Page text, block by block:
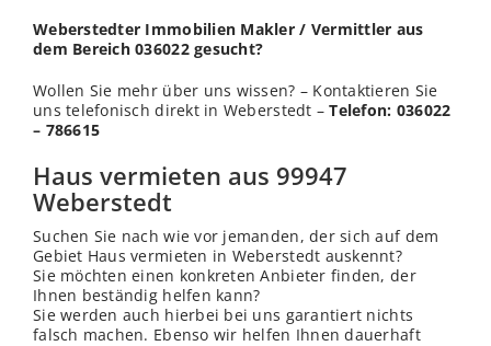
Weberstedter Immobilien Makler / Vermittler aus
dem Bereich 036022 gesucht?
Wollen Sie mehr über uns wissen? – Kontaktieren Sie
uns telefonisch direkt in Weberstedt –Telefon: 036022
– 786615
Haus vermieten aus 99947
Weberstedt
Suchen Sie nach wie vor jemanden, der sich auf dem
Gebiet Haus vermieten in Weberstedt auskennt?
Sie möchten einen konkreten Anbieter finden, der
Ihnen beständig helfen kann?
Sie werden auch hierbei bei uns garantiert nichts
falsch machen. Ebenso wir helfen Ihnen dauerhaft